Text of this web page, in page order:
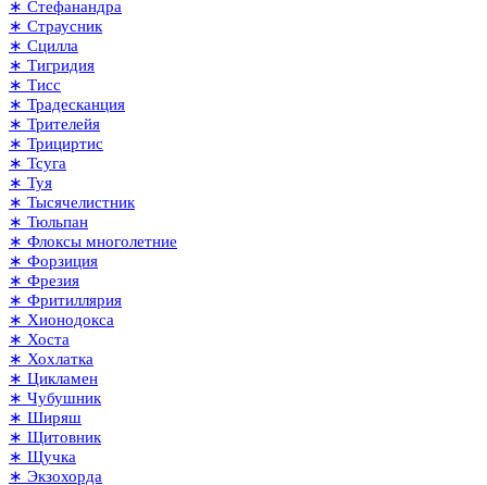
∗ Стефанандра
∗ Страусник
∗ Сцилла
∗ Тигридия
∗ Тисс
∗ Традесканция
∗ Трителейя
∗ Трициртис
∗ Тсуга
∗ Туя
∗ Тысячелистник
∗ Тюльпан
∗ Флоксы многолетние
∗ Форзиция
∗ Фрезия
∗ Фритиллярия
∗ Хионодокса
∗ Хоста
∗ Хохлатка
∗ Цикламен
∗ Чубушник
∗ Ширяш
∗ Щитовник
∗ Щучка
∗ Экзохорда